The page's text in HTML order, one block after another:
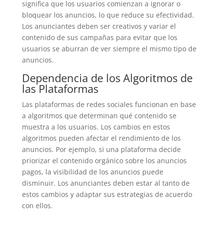
significa que los usuarios comienzan a ignorar o
bloquear los anuncios, lo que reduce su efectividad.
Los anunciantes deben ser creativos y variar el
contenido de sus campañas para evitar que los
usuarios se aburran de ver siempre el mismo tipo de
anuncios.
Dependencia de los Algoritmos de
las Plataformas
Las plataformas de redes sociales funcionan en base
a algoritmos que determinan qué contenido se
muestra a los usuarios. Los cambios en estos
algoritmos pueden afectar el rendimiento de los
anuncios. Por ejemplo, si una plataforma decide
priorizar el contenido orgánico sobre los anuncios
pagos, la visibilidad de los anuncios puede
disminuir. Los anunciantes deben estar al tanto de
estos cambios y adaptar sus estrategias de acuerdo
con ellos.